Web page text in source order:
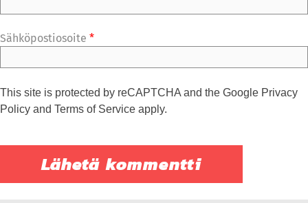
Sähköpostiosoite *
This site is protected by reCAPTCHA and the Google Privacy
Policy and Terms of Service apply.